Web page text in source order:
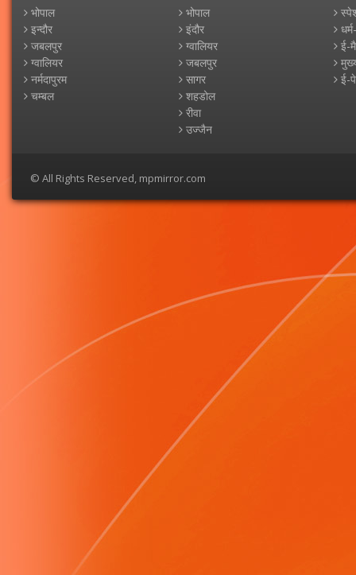
भोपाल
इन्दौर
जबलपुर
ग्वालियर
नर्मदापुरम
चम्बल
भोपाल
इंदौर
ग्वालियर
जबलपुर
सागर
शहडोल
रीवा
उज्जैन
ई-
ई-
© All Rights Reserved, mpmirror.com